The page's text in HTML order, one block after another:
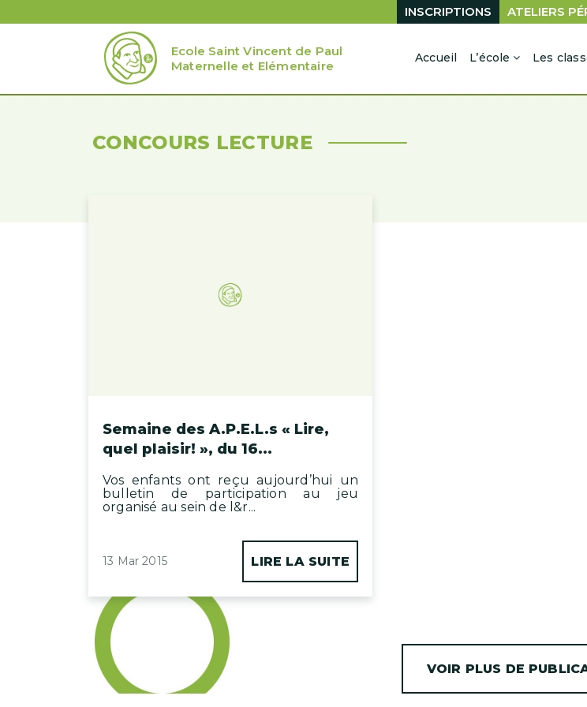
ATELIERS
INSCRIPTIONS
Ecole Saint Vincent de Paul
Maternelle et Elémentaire
Accueil L’école Les
CONCOURS LECTURE
Semaine des A.P.E.L.s « Lire,
quel plaisir! », du 16...
Vos enfants ont reçu aujourd’hui un
bulletin de participation au jeu
organisé au sein de l&r...
13 Mar 2015 LIRE LA SUITE
VOIR PLUS DE